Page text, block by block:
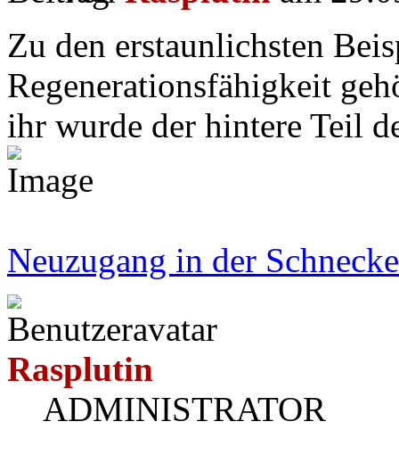
Zu den erstaunlichsten
Regenerationsfähigkeit
ihr wurde der hintere Teil
Neuzugang in der
Rasplutin
ADMINISTRATOR